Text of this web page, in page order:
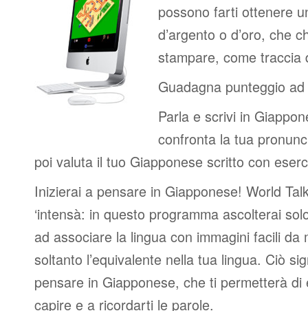
possono farti ottenere
d’argento o d’oro, che
stampare, come traccia
Guadagna punteggio
Parla e scrivi in
confronta la tua
poi valuta il tuo Giapponese scritto con
Inizierai a pensare in Giapponese! World
‘intensà: in questo programma ascolterai
ad associare la lingua con immagini facili da
soltanto l’equivalente nella tua lingua. Ciò
pensare in Giapponese, che ti permetterà
capire e a ricordarti le parole.